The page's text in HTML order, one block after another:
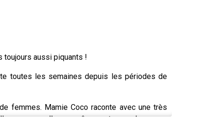
toujours aussi piquants !
toutes les semaines depuis les périodes de
femmes. Mamie Coco raconte avec une très